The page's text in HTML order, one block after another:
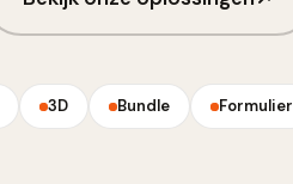
3D Bundle Formulier